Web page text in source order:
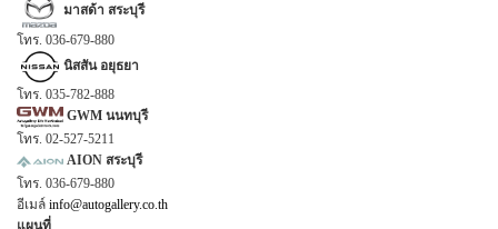
มาสด้า สระบุรี
โทร. 036-679-880
นิสสัน อยุธยา
โทร. 035-782-888
GWM นนทบุรี
โทร. 02-527-5211
AION สระบุรี
โทร. 036-679-880
อีเมล์ info@autogallery.co.th
แผนที่